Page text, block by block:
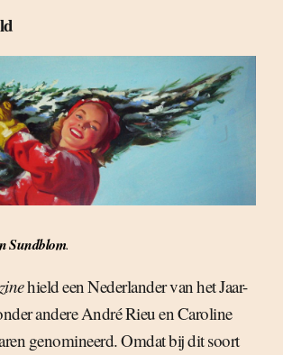
Sundblom.
hield een Nederlander van het Jaar-
andere André Rieu en Caroline
genomineerd. Omdat bij dit soort